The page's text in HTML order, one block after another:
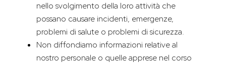
nello svolgimento della loro attività che
possano causare incidenti, emergenze,
problemi di salute o problemi di sicurezza.
Non diffondiamo informazioni relative al
nostro personale o quelle apprese nel corso